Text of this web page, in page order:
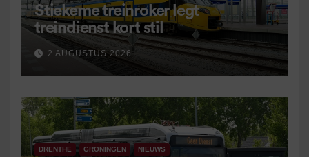
Stiekeme treinroker legt
treindienst kort stil
2 AUGUSTUS 2026
DRENTHE GRONINGEN NIEUWS